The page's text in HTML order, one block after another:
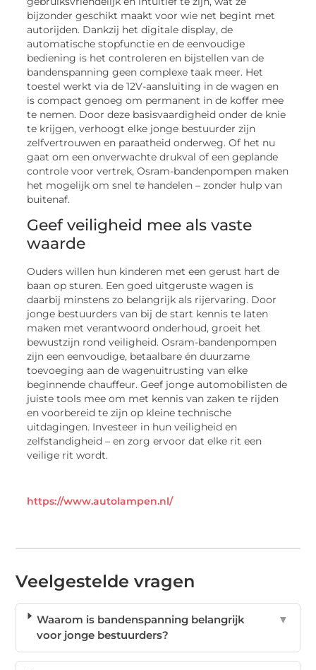
bijzonder geschikt maakt voor wie net begint met
autorijden. Dankzij het digitale display, de
automatische stopfunctie en de eenvoudige
bediening is het controleren en bijstellen van de
bandenspanning geen complexe taak meer. Het
toestel werkt via de 12V-aansluiting in de wagen en
is compact genoeg om permanent in de koffer mee
te nemen. Door deze basisvaardigheid onder de knie
te krijgen, verhoogt elke jonge bestuurder zijn
zelfvertrouwen en paraatheid onderweg. Of het nu
gaat om een onverwachte drukval of een geplande
controle voor vertrek, Osram-bandenpompen maken
het mogelijk om snel te handelen – zonder hulp van
buitenaf.
Geef veiligheid mee als vaste
waarde
Ouders willen hun kinderen met een gerust hart de
baan op sturen. Een goed uitgeruste wagen is
daarbij minstens zo belangrijk als rijervaring. Door
jonge bestuurders van bij de start kennis te laten
maken met verantwoord onderhoud, groeit het
bewustzijn rond veiligheid. Osram-bandenpompen
zijn een eenvoudige, betaalbare én duurzame
toevoeging aan de wagenuitrusting van elke
beginnende chauffeur. Geef jonge automobilisten de
juiste tools mee om met kennis van zaken te rijden
en voorbereid te zijn op kleine technische
uitdagingen. Investeer in hun veiligheid en
zelfstandigheid – en zorg ervoor dat elke rit een
veilige rit wordt.
https://www.autolampen.nl/
Veelgestelde vragen
Waarom is bandenspanning belangrijk
voor jonge bestuurders?
▼